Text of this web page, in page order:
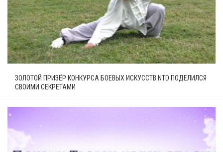
ЗОЛОТОЙ ПРИЗЁР КОНКУРСА БОЕВЫХ ИСКУССТВ NTD ПОДЕЛИЛСЯ
СВОИМИ СЕКРЕТАМИ